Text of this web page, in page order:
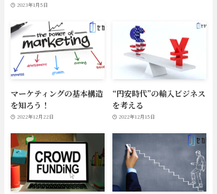
2023年1月5日
マーケティングの基本構造
を知ろう！
2022年12月22日
“円安時代”の輸入ビジネス
を考える
2022年12月15日